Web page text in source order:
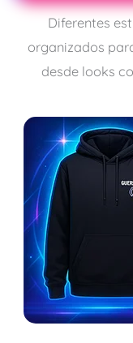
Diferentes
organizados
desde looks